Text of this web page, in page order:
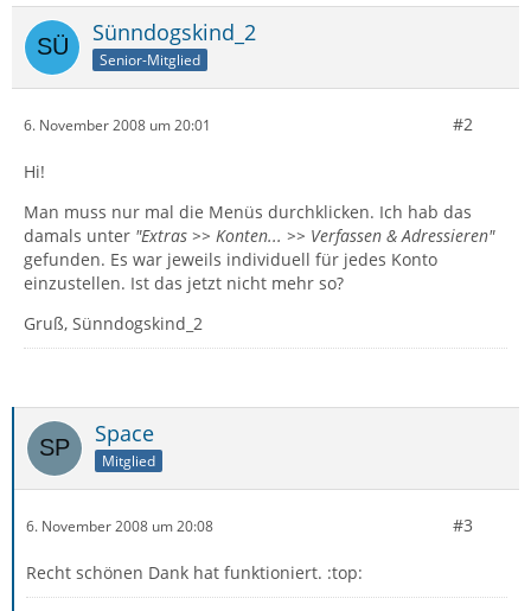
Sünndogskind_2
Senior-Mitglied
6. November 2008 um 20:01 #2
Hi!
Man muss nur mal die Menüs durchklicken. Ich hab das
damals unter "Extras >> Konten... >> Verfassen & Adressieren"
gefunden. Es war jeweils individuell für jedes Konto
einzustellen. Ist das jetzt nicht mehr so?
Gruß, Sünndogskind_2
Space
Mitglied
6. November 2008 um 20:08 #3
Recht schönen Dank hat funktioniert. :top: